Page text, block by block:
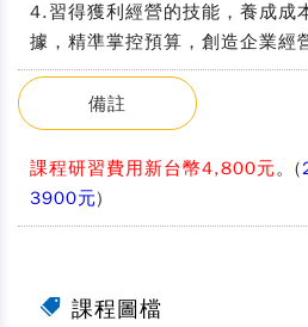
4.習得獲利經營的技能，養成成
據，精準掌控預算，創造企業經
備註
課程研習費用新台幣4,800元。(
3900元)
課程圖檔